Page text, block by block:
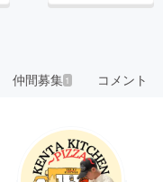
仲間募集 1 コメント